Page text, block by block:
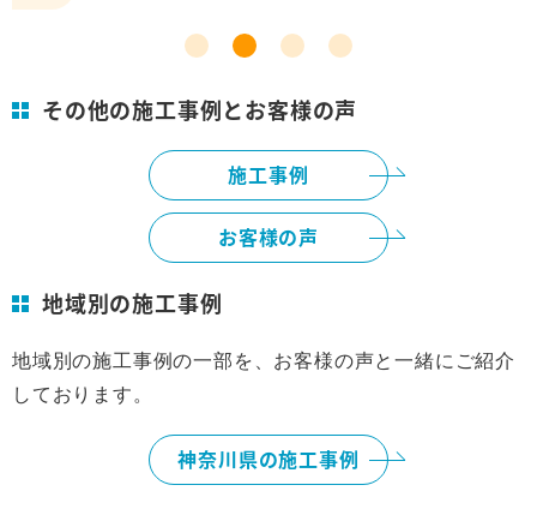
その他の施工事例とお客様の声
施工事例
お客様の声
地域別の施工事例
地域別の施工事例の一部を、お客様の声と一緒にご紹介
しております。
神奈川県の施工事例